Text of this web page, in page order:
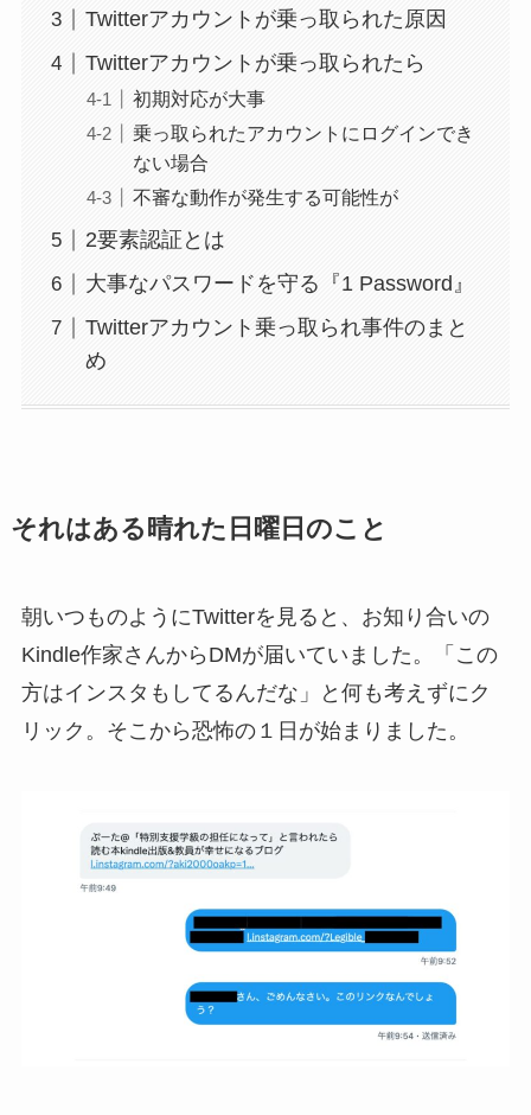
Twitterアカウントが乗っ取られた原因
Twitterアカウントが乗っ取られたら
初期対応が大事
乗っ取られたアカウントにログインでき
ない場合
不審な動作が発生する可能性が
2要素認証とは
大事なパスワードを守る『1 Password』
Twitterアカウント乗っ取られ事件のまと
め
それはある晴れた日曜日のこと
朝いつものようにTwitterを見ると、お知り合いの
Kindle作家さんからDMが届いていました。「この
方はインスタもしてるんだな」と何も考えずにク
リック。そこから恐怖の１日が始まりました。